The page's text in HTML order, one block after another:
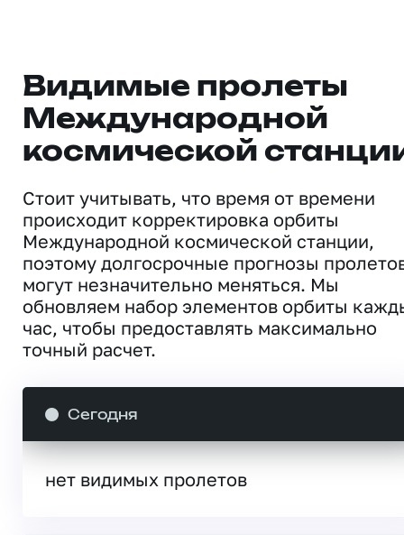
Видимые пролеты
Международной
космической
Стоит учитывать, что время от времени
происходит корректировка орбиты
Международной космической станции,
поэтому долгосрочные прогнозы
могут незначительно меняться. Мы
обновляем набор элементов орбиты
час, чтобы предоставлять максимально
точный расчет.
Сегодня
нет видимых пролетов